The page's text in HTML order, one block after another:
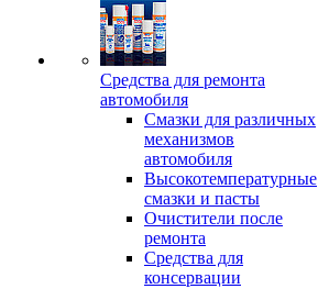
Средства для ремонта
автомобиля
Смазки для различных
механизмов
автомобиля
Высокотемпературные
смазки и пасты
Очистители после
ремонта
Средства для
консервации